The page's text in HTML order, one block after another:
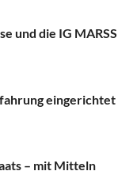
und die IG MARSS
eingerichtet
– mit Mitteln